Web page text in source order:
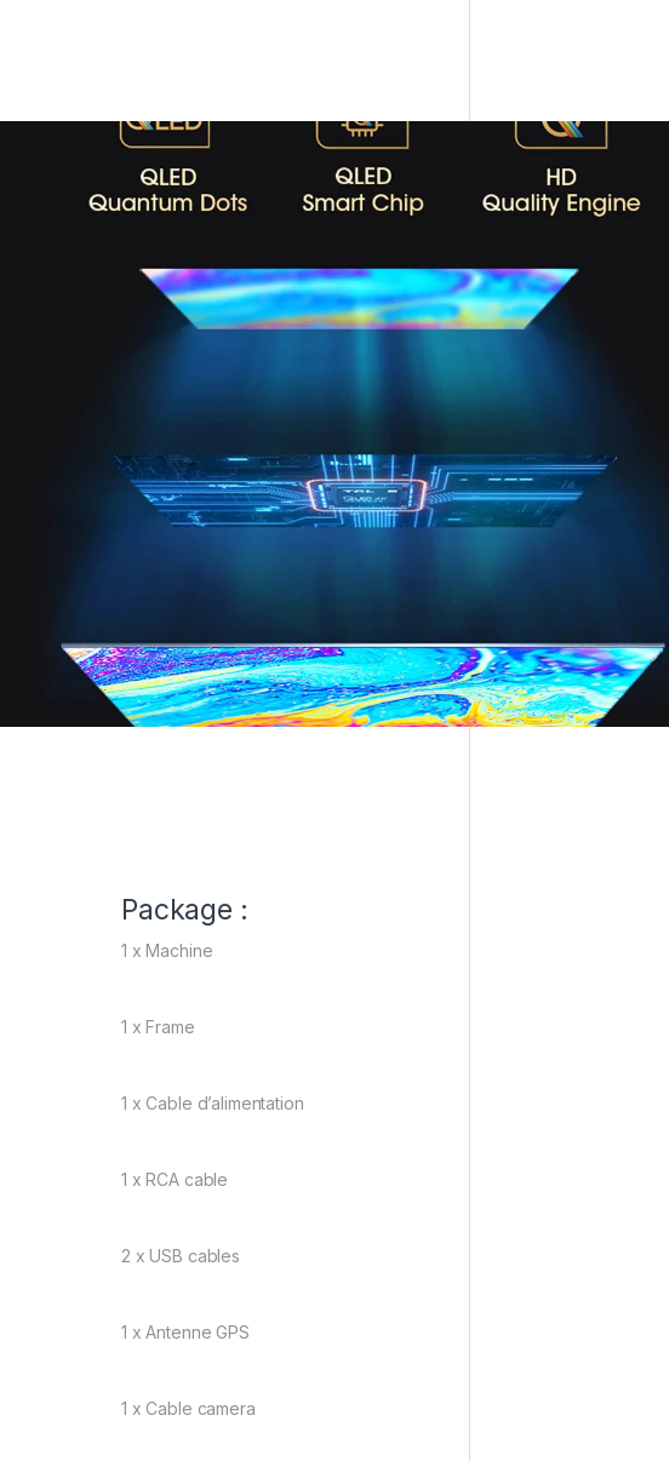
Package :
1 x Machine
1 x Frame
1 x Cable d’alimentation
1 x RCA cable
2 x USB cables
1 x Antenne GPS
1 x Cable camera